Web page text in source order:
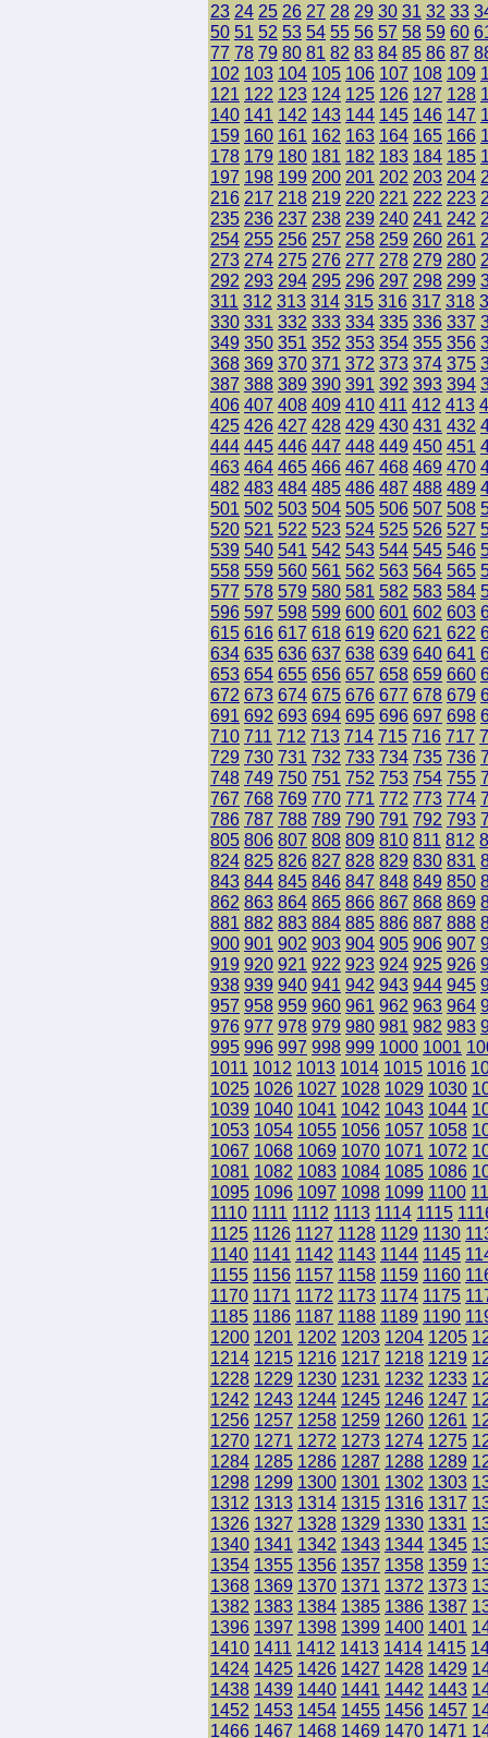
23 24 25 26 27 28 29 30 31 32 33
50 51 52 53 54 55 56 57 58 59 60
77 78 79 80 81 82 83 84 85 86 87
102 103 104 105 106 107 108 109
121 122 123 124 125 126 127 128
140 141 142 143 144 145 146 147
159 160 161 162 163 164 165 166
178 179 180 181 182 183 184 185
197 198 199 200 201 202 203 204
216 217 218 219 220 221 222 223
235 236 237 238 239 240 241 242
254 255 256 257 258 259 260 261
273 274 275 276 277 278 279 280
292 293 294 295 296 297 298 299
311 312 313 314 315 316 317 318
330 331 332 333 334 335 336 337
349 350 351 352 353 354 355 356
368 369 370 371 372 373 374 375
387 388 389 390 391 392 393 394
406 407 408 409 410 411 412 413
425 426 427 428 429 430 431 432
444 445 446 447 448 449 450 451
463 464 465 466 467 468 469 470
482 483 484 485 486 487 488 489
501 502 503 504 505 506 507 508
520 521 522 523 524 525 526 527
539 540 541 542 543 544 545 546
558 559 560 561 562 563 564 565
577 578 579 580 581 582 583 584
596 597 598 599 600 601 602 603
615 616 617 618 619 620 621 622
634 635 636 637 638 639 640 641
653 654 655 656 657 658 659 660
672 673 674 675 676 677 678 679
691 692 693 694 695 696 697 698
710 711 712 713 714 715 716 717
729 730 731 732 733 734 735 736
748 749 750 751 752 753 754 755
767 768 769 770 771 772 773 774
786 787 788 789 790 791 792 793
805 806 807 808 809 810 811 812
824 825 826 827 828 829 830 831
843 844 845 846 847 848 849 850
862 863 864 865 866 867 868 869
881 882 883 884 885 886 887 888
900 901 902 903 904 905 906 907
919 920 921 922 923 924 925 926
938 939 940 941 942 943 944 945
957 958 959 960 961 962 963 964
976 977 978 979 980 981 982 983
995 996 997 998 999 1000 1001
1011 1012 1013 1014 1015 1016
1025 1026 1027 1028 1029 1030
1039 1040 1041 1042 1043 1044
1053 1054 1055 1056 1057 1058
1067 1068 1069 1070 1071 1072
1081 1082 1083 1084 1085 1086
1095 1096 1097 1098 1099 1100
1110 1111 1112 1113 1114 1115
1125 1126 1127 1128 1129 1130
1140 1141 1142 1143 1144 1145
1155 1156 1157 1158 1159 1160
1170 1171 1172 1173 1174 1175
1185 1186 1187 1188 1189 1190
1200 1201 1202 1203 1204 1205
1214 1215 1216 1217 1218 1219
1228 1229 1230 1231 1232 1233
1242 1243 1244 1245 1246 1247
1256 1257 1258 1259 1260 1261
1270 1271 1272 1273 1274 1275
1284 1285 1286 1287 1288 1289
1298 1299 1300 1301 1302 1303
1312 1313 1314 1315 1316 1317
1326 1327 1328 1329 1330 1331
1340 1341 1342 1343 1344 1345
1354 1355 1356 1357 1358 1359
1368 1369 1370 1371 1372 1373
1382 1383 1384 1385 1386 1387
1396 1397 1398 1399 1400 1401
1410 1411 1412 1413 1414 1415
1424 1425 1426 1427 1428 1429
1438 1439 1440 1441 1442 1443
1452 1453 1454 1455 1456 1457
1466 1467 1468 1469 1470 1471